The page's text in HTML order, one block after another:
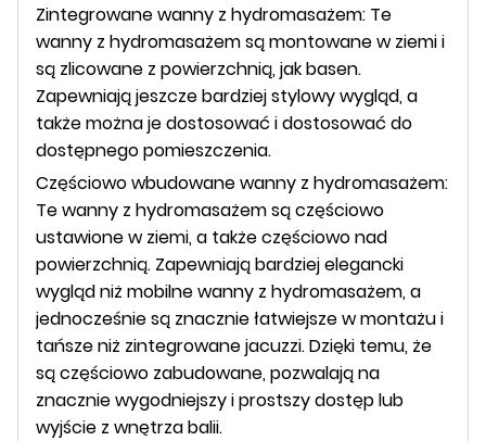
Zintegrowane wanny z hydromasażem: Te
wanny z hydromasażem są montowane w ziemi i
są zlicowane z powierzchnią, jak basen.
Zapewniają jeszcze bardziej stylowy wygląd, a
także można je dostosować i dostosować do
dostępnego pomieszczenia.
Częściowo wbudowane wanny z hydromasażem:
Te wanny z hydromasażem są częściowo
ustawione w ziemi, a także częściowo nad
powierzchnią. Zapewniają bardziej elegancki
wygląd niż mobilne wanny z hydromasażem, a
jednocześnie są znacznie łatwiejsze w montażu i
tańsze niż zintegrowane jacuzzi. Dzięki temu, że
są częściowo zabudowane, pozwalają na
znacznie wygodniejszy i prostszy dostęp lub
wyjście z wnętrza balii.